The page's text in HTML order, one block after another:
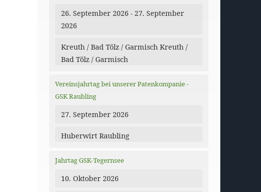
26. September 2026 - 27. September
2026
Kreuth / Bad Tölz / Garmisch Kreuth /
Bad Tölz / Garmisch
Vereinsjahrtag bei unserer Patenkompanie -
GSK Raubling
27. September 2026
Huberwirt Raubling
Jahrtag GSK-Tegernsee
10. Oktober 2026